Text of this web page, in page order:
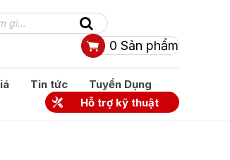
0 Sản phẩm
Tin tức
Tuyển Dụng
Hỗ trợ kỹ thuật